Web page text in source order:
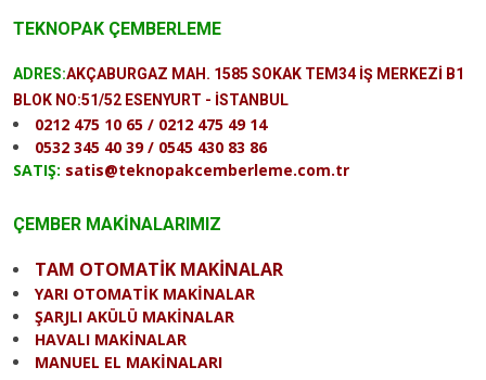
TEKNOPAK ÇEMBERLEME
ADRES:AKÇABURGAZ MAH. 1585 SOKAK TEM34 İŞ MERKEZİ B1
BLOK NO:51/52 ESENYURT - İSTANBUL
0212 475 10 65 / 0212 475 49 14
0532 345 40 39 / 0545 430 83 86
SATIŞ: satis@teknopakcemberleme.com.tr
ÇEMBER MAKİNALARIMIZ
TAM OTOMATİK MAKİNALAR
YARI OTOMATİK MAKİNALAR
ŞARJLI AKÜLÜ MAKİNALAR
HAVALI MAKİNALAR
MANUEL EL MAKİNALARI